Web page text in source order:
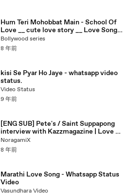
Hum Teri Mohobbat Main - School Of
Love __ cute love story __ Love Song
2018_HD
Bollywood series
8 年前
kisi Se Pyar Ho Jaye - whatsapp video
status.
Video Status
9 年前
[ENG SUB] Pete's / Saint Suppapong
interview with Kazzmagazine | Love by
Chance
NoragamiX
8 年前
Marathi Love Song - Whatsapp Status
Video
Vasundhara Video